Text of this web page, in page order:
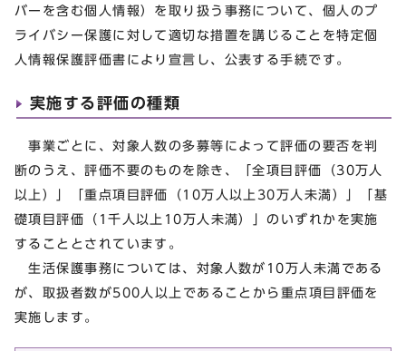
バーを含む個人情報）を取り扱う事務について、個人のプ
ライバシー保護に対して適切な措置を講じることを特定個
人情報保護評価書により宣言し、公表する手続です。
実施する評価の種類
事業ごとに、対象人数の多募等によって評価の要否を判
断のうえ、評価不要のものを除き、「全項目評価（30万人
以上）」「重点項目評価（10万人以上30万人未満）」「基
礎項目評価（1千人以上10万人未満）」のいずれかを実施
することとされています。
生活保護事務については、対象人数が10万人未満である
が、取扱者数が500人以上であることから重点項目評価を
実施します。